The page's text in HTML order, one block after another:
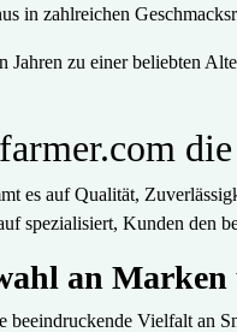
in zahlreichen
Jahren zu einer beliebten
es auf Qualität,
spezialisiert, Kunden den
an Marken
beeindruckende Vielfalt an